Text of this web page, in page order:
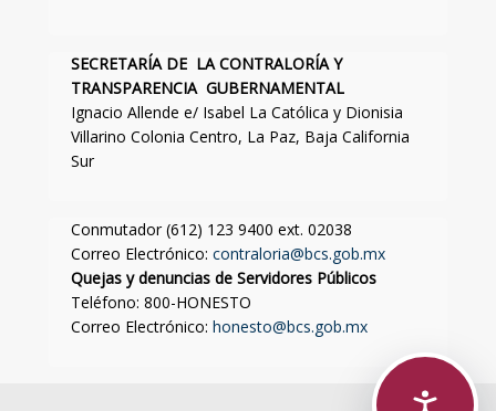
SECRETARÍA DE LA CONTRALORÍA Y
TRANSPARENCIA GUBERNAMENTAL
Ignacio Allende e/ Isabel La Católica y Dionisia
Villarino Colonia Centro, La Paz, Baja California
Sur
Conmutador (612) 123 9400 ext. 02038
Correo Electrónico: contraloria@bcs.gob.mx
Quejas y denuncias de Servidores Públicos
Teléfono: 800-HONESTO
Correo Electrónico: honesto@bcs.gob.mx